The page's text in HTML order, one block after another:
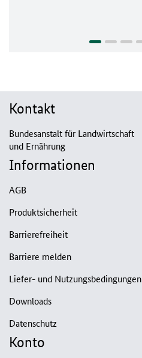
Kontakt
Bundesanstalt für Landwirtschaft
und Ernährung
Informationen
AGB
Produktsicherheit
Barrierefreiheit
Barriere melden
Liefer- und Nutzungsbedingungen
Downloads
Datenschutz
Konto